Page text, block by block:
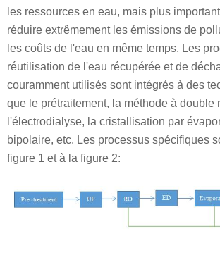
les ressources en eau, mais plus
réduire extrêmement les émissions de
les coûts de l'eau en même temps. Les
réutilisation de l'eau récupérée et de
couramment utilisés sont intégrés à des
que le prétraitement, la méthode à double
l'électrodialyse, la cristallisation par
bipolaire, etc. Les processus spécifiques
figure 1 et à la figure 2: